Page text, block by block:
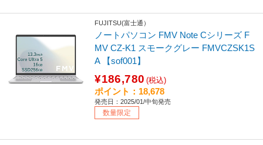
FUJITSU(富士通）
ノートパソコン FMV Note Cシリーズ F
MV CZ-K1 スモークグレー FMVCZSK1S
A 【sof001】
¥186,780 (税込)
ポイント：18,678
発売日：2025/01/中旬発売
数量限定